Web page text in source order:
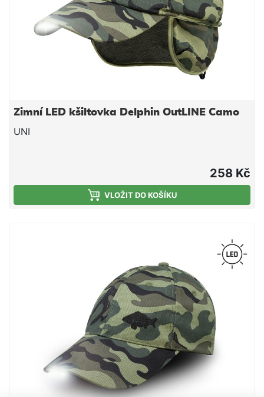
Zimní LED kšiltovka Delphin OutLINE Camo
UNI
258 Kč
VLOŽIT DO KOŠÍKU